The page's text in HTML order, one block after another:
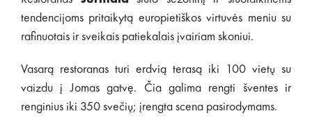
tendencijoms pritaikytą europietiškos virtuvės meniu su
rafinuotais ir sveikais patiekalais įvairiam skoniui.
Vasarą restoranas turi erdvią terasą iki 100 vietų su
vaizdu į Jomas gatvę. Čia galima rengti šventes ir
renginius iki 350 svečių; įrengta scena pasirodymams.